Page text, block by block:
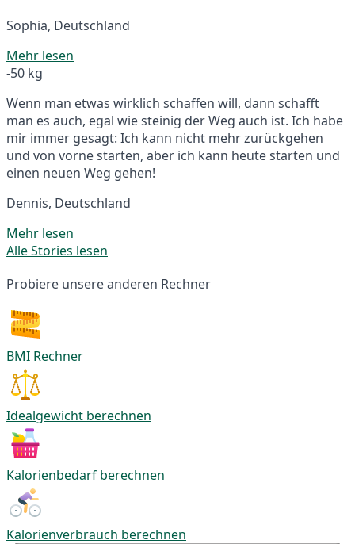
Sophia, Deutschland
Mehr lesen
-50 kg
Wenn man etwas wirklich schaffen will, dann schafft
man es auch, egal wie steinig der Weg auch ist. Ich habe
mir immer gesagt: Ich kann nicht mehr zurückgehen
und von vorne starten, aber ich kann heute starten und
einen neuen Weg gehen!
Dennis, Deutschland
Mehr lesen
Alle Stories lesen
Probiere unsere anderen Rechner
BMI Rechner
Idealgewicht berechnen
Kalorienbedarf berechnen
Kalorienverbrauch berechnen